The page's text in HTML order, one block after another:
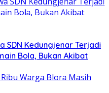
SDN Kedungjenar Terjadi
Bola, Bukan Akibat